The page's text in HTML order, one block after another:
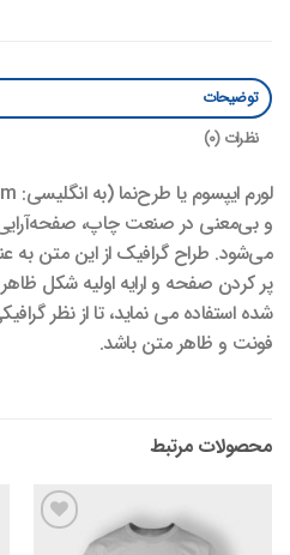
توضیحات
نظرات (0)
و بی‌معنی در صنعت چاپ،
می‌شود. طراح گرافیک از این متن به
پر کردن صفحه و ارایه اولیه شکل
شده استفاده می نماید، تا از نظر
فونت و ظاهر متن باشد.
محصولات مرتبط